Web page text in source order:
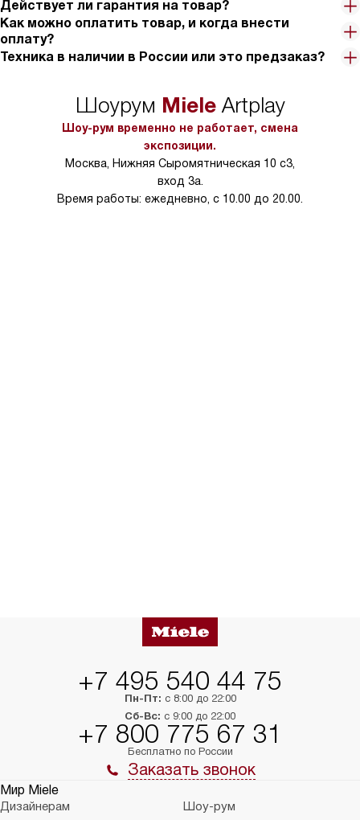
Действует ли гарантия на товар?
Как можно оплатить товар, и когда внести
оплату?
Техника в наличии в России или это предзаказ?
Шоурум MieleArtplay
Шоу-рум временно не работает, смена
экспозиции.
Москва, Нижняя Сыромятническая 10 с3,
вход 3а.
Время работы: ежедневно, с 10.00 до 20.00.
+7 495 540 44 75
Пн-Пт: с 8:00 до 22:00
Сб-Вс: с 9:00 до 22:00
+7 800 775 67 31
Бесплатно по России
Заказать звонок
Мир Miele
Дизайнерам
Шоу-рум